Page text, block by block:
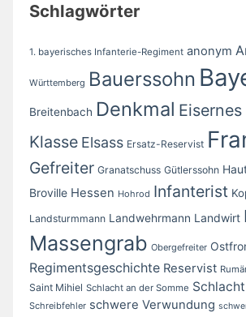
Schlagwörter
1. bayerisches Infanterie-Regiment anonym
Württemberg Bauerssohn
Breitenbach Denkmal
Klasse Elsass Ersatz-Reservist
Gefreiter Granatschuss Gütlerssohn
Broville Hessen Hohrod Infanterist
Landsturmmann Landwehrmann Landwirt
Massengrab Obergefreiter
Regimentsgeschichte Reservist
Saint Mihiel Schlacht an der Somme
Schreibfehler schwere Verwundung